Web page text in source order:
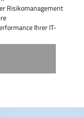
Risikomanagement
Ihrer IT-